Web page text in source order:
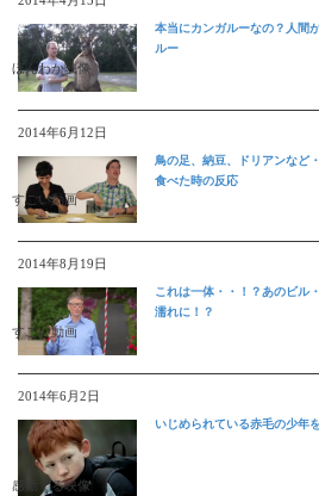
ほんわか映像
本当にカンガルーなの？人間
ルー
2014年6月12日
すごい動画
鳥の足、納豆、ドリアンなど
食べた時の反応
2014年8月19日
すごい動画
これは一体・・！？あのビル
濡れに！？
2014年6月2日
感動する映像
いじめられている赤毛の少年